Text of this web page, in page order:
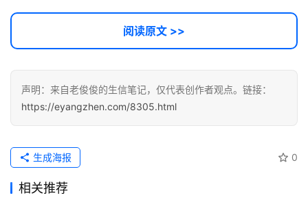
项
A
提
源
阅读原文 >>
声明：来自老俊俊的生信笔记，仅代表创作者观点。链接：
https://eyangzhen.com/8305.html
0
生成海报
相关推荐